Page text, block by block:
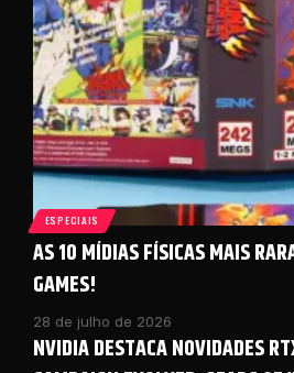
ESPECIAIS
AS 10 MÍDIAS FÍSICAS MAIS
GAMES!
28 de julho de 2026
NVIDIA DESTACA NOVIDADES